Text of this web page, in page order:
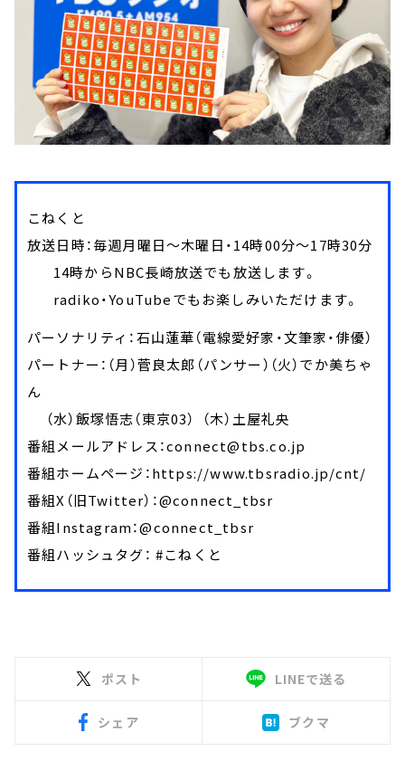
こねくと
放送日時：毎週月曜日～木曜日・14時00分～17時30分
14時からNBC長崎放送でも放送します。
radiko・YouTubeでもお楽しみいただけます。
パーソナリティ：石山蓮華（電線愛好家・文筆家・俳優）
パートナー：（月）菅良太郎（パンサー）（火）でか美ちゃ
ん
（水）飯塚悟志（東京03） （木）土屋礼央
番組メールアドレス：connect@tbs.co.jp
番組ホームページ：https://www.tbsradio.jp/cnt/
番組X（旧Twitter）：@connect_tbsr
番組Instagram：@connect_tbsr
番組ハッシュタグ： #こねくと
ポスト LINEで送る
シェア ブクマ